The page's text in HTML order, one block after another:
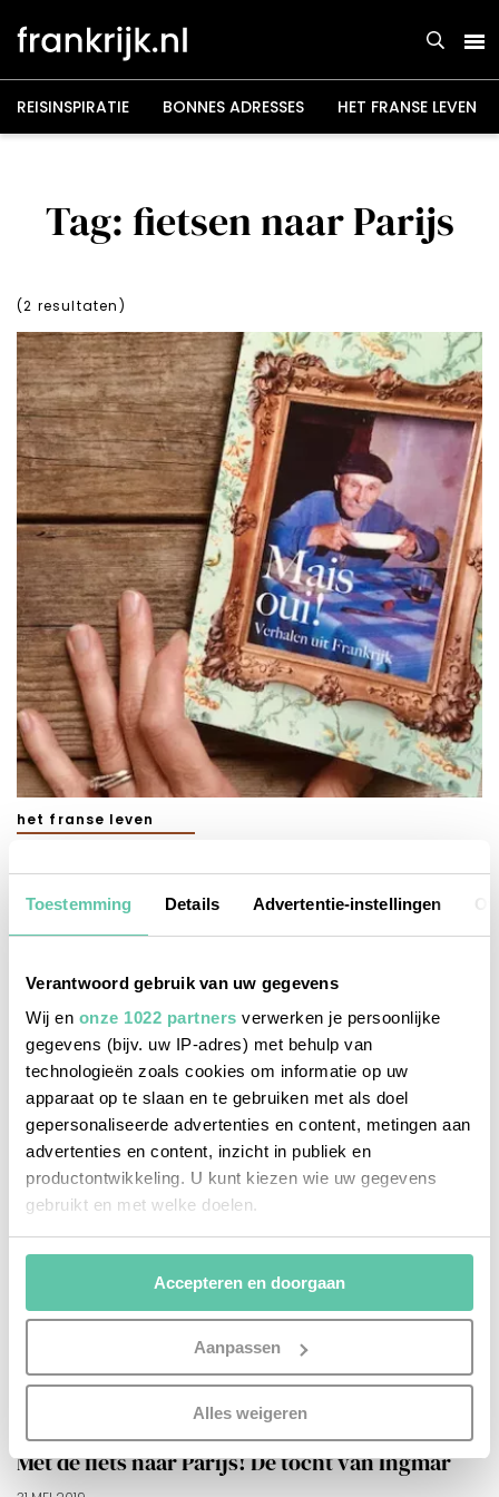
Toestemming Details Advertentie-instellingen
Verantwoord gebruik van uw gegevens
Wij en onze 1022 partners verwerken je persoonlijke
gegevens (bijv. uw IP-adres) met behulp van
technologieën zoals cookies om informatie op uw
apparaat op te slaan en te gebruiken met als doel
gepersonaliseerde advertenties en content, metingen aan
advertenties en content, inzicht in publiek en
productontwikkeling. U kunt kiezen wie uw gegevens
gebruikt en met welke doelen.
Als u het toestaat, willen we ook graag:
Informatie verzamelen over uw geografische
locatie, die tot een paar meter nauwkeurig kan zijn
Uw apparaat identificeren door het actief te
scannen op specifieke eigenschappen (fingerprinting)
verwerkt en stel uw voorkeuren in het
U kunt uw toestemming op elk moment wijzigen of
intrekken in de Cookieverklaring.
Accepteren en doorgaan
Aanpassen
Alles weigeren
naar
inhoud
REISINSPIRATIE BONNES ADRESSES HET FRANSE LEVEN
Tag: fietsen naar Parijs
(2 resultaten)
het franse leven
Met de fiets naar Parijs! De tocht van Ingmar